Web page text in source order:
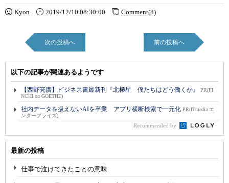
Kyon 2019/12/10 08:30:00 Comment(8)
次の投稿へ 前の投稿へ
以下の記事が関連あるようです
【西野亮廣】ビジネス書最新刊『北極星 僕たちはどう働くか』
PR(FI
NCHI on GOETHE)
社内データを扱えないAIを卒業 アプリ横断検索で一元化 PR(ITmedia エ
ンタープライズ)
Recommended by
最新の投稿
仕事で泣けてきたことの意味